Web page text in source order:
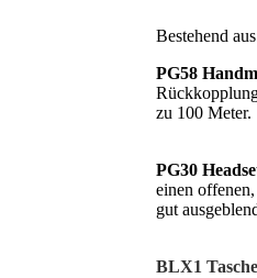
Bestehend
PG58
zu 100
PG30
einen
gut
BLX1